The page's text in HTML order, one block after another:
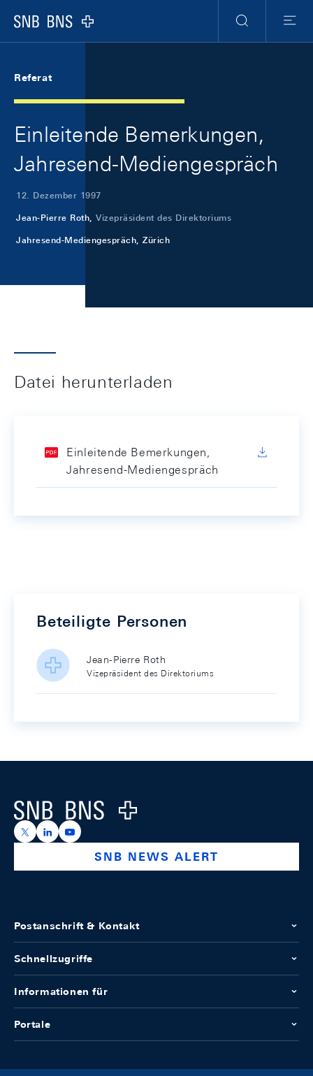
Logo
Suche
Menu
Referat
Einleitende Bemerkungen,
Jahresend-Mediengespräch
12. Dezember 1997
Jean-Pierre Roth, Vizepräsident des Direktoriums
Jahresend-Mediengespräch, Zürich
Datei herunterladen
Einleitende Bemerkungen,
Jahresend-Mediengespräch
Beteiligte Personen
Jean-Pierre Roth
Vizepräsident des Direktoriums
Logo
https://x.com/snb_bns
https://ch.linkedin.com/company/swiss-national-
https://www.youtube.com/@swissnationalbank
SNB NEWS ALERT
Postanschrift & Kontakt
Schnellzugriffe
Informationen für
Portale